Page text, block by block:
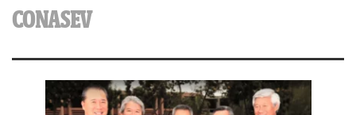
CONASEV